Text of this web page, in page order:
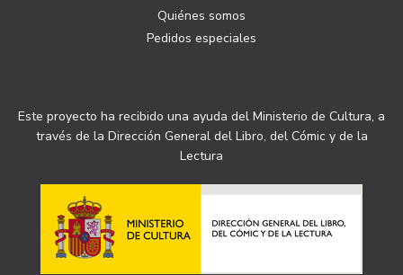
Quiénes somos
Pedidos especiales
Este proyecto ha recibido una ayuda del Ministerio de Cultura, a
través de la Dirección General del Libro, del Cómic y de la
Lectura